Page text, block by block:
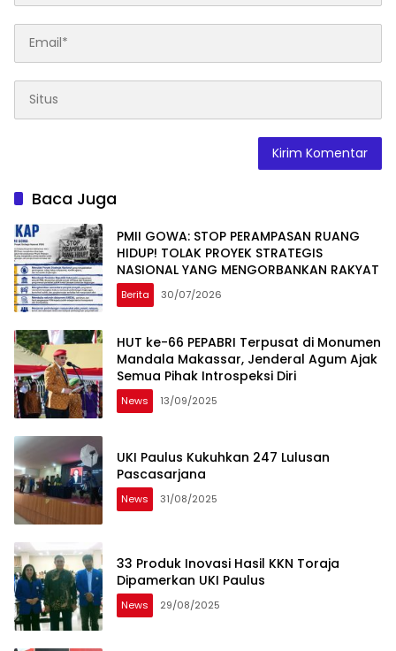
Baca Juga
PMII GOWA: STOP PERAMPASAN RUANG
HIDUP! TOLAK PROYEK STRATEGIS
NASIONAL YANG MENGORBANKAN RAKYAT
Berita 30/07/2026
HUT ke-66 PEPABRI Terpusat di Monumen
Mandala Makassar, Jenderal Agum Ajak
Semua Pihak Introspeksi Diri
News 13/09/2025
UKI Paulus Kukuhkan 247 Lulusan
Pascasarjana
News 31/08/2025
33 Produk Inovasi Hasil KKN Toraja
Dipamerkan UKI Paulus
News 29/08/2025